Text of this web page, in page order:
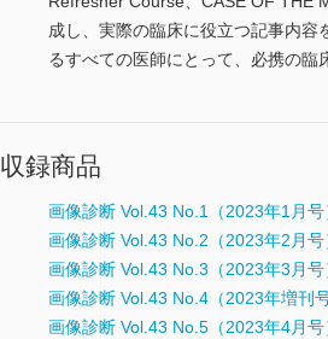
成し、実際の臨床に役立つ記事内
るすべての医師にとって、必携の臨
収録商品
画像診断 Vol.43 No.1（2023年1月号
画像診断 Vol.43 No.2（2023年2月号
画像診断 Vol.43 No.3（2023年3月号
画像診断 Vol.43 No.4（2023年増刊号
画像診断 Vol.43 No.5（2023年4月号